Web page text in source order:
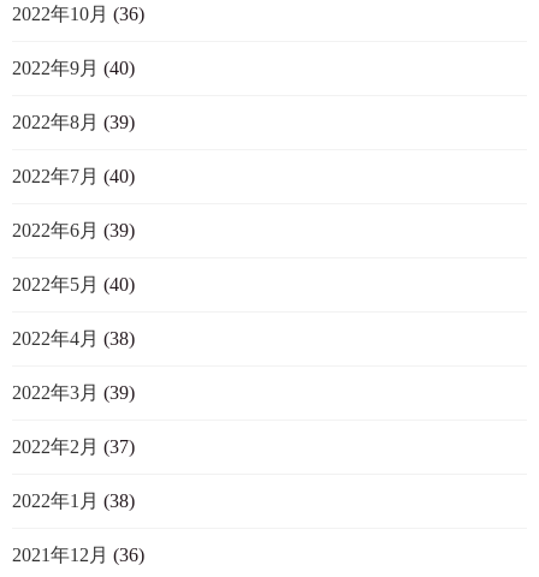
2022年10月 (36)
2022年9月 (40)
2022年8月 (39)
2022年7月 (40)
2022年6月 (39)
2022年5月 (40)
2022年4月 (38)
2022年3月 (39)
2022年2月 (37)
2022年1月 (38)
2021年12月 (36)